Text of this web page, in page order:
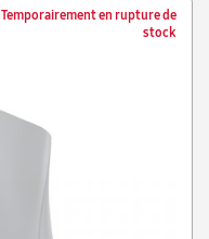
Temporairement en rupture de
stock